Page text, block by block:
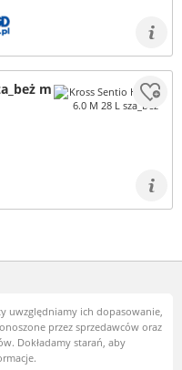
m
uwzględniamy ich dopasowanie,
przez sprzedawców oraz
Dokładamy starań, aby